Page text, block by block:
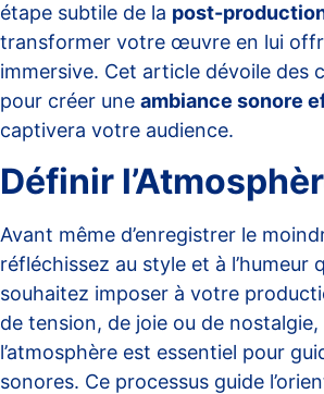
étape subtile de la post-
transformer votre œuvre en lui
immersive. Cet article dévoile des
pour créer une ambiance sonore
captivera votre audience.
Définir
Avant même d’enregistrer le
réfléchissez au style et à l’humeur
souhaitez imposer à votre
de tension, de joie ou de
l’atmosphère est essentiel pour
sonores. Ce processus guide